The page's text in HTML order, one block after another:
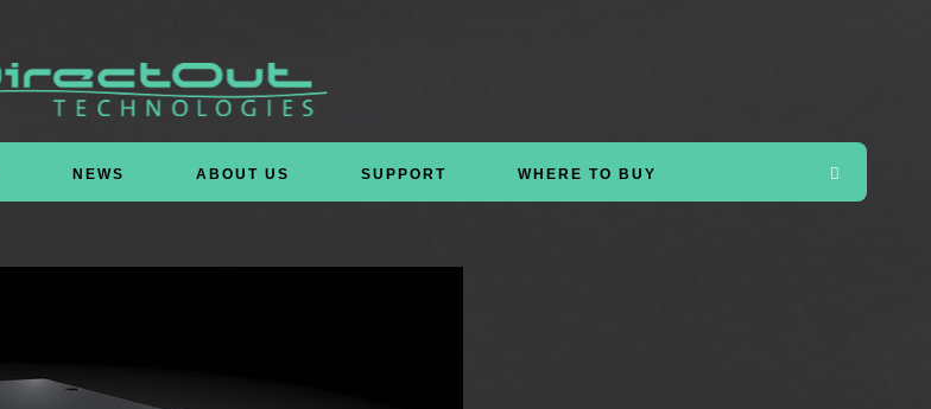
NEWS ABOUT US SUPPORT WHERE TO BUY